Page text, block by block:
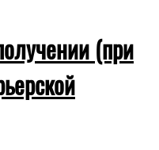
(при